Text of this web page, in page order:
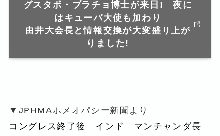
グスタボ・ブラチョ博士が来日! 夜に
はキューバ大使も加わり
由井大会長と情報交換が大変盛り上が
りました!
▼JPHMAホメオパシー新聞より
コングレス終了後 インド マンチャンダ長